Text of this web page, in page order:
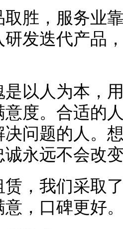
胜，服务业
研发迭代产品
是以人为本，
度。合适的
问题的人。
诚永远不会改
，我们采取
意，口碑更好